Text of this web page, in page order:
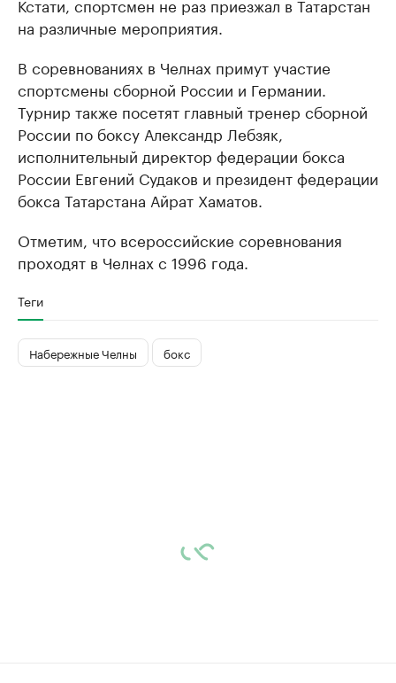
Кстати, спортсмен не раз приезжал в Татарстан
на различные мероприятия.
В соревнованиях в Челнах примут участие
спортсмены сборной России и Германии.
Турнир также посетят главный тренер сборной
России по боксу Александр Лебзяк,
исполнительный директор федерации бокса
России Евгений Судаков и президент федерации
бокса Татарстана Айрат Хаматов.
Отметим, что всероссийские соревнования
проходят в Челнах с 1996 года.
Теги
Набережные Челны бокс